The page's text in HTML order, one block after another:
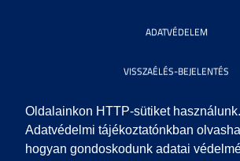
Oldalainkon HTTP-sütiket használunk.
Adatvédelmi tájékoztatónkban
hogyan gondoskodunk adatai
ADATVÉDELEM
VISSZAÉLÉS-BEJELENTÉS
KÖZÉRDEKŰ ADATOK
IMPRESSZUM